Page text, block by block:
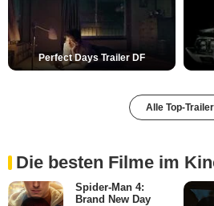
Perfect Days Trailer DF
Alle Top-Trailer
Die besten Filme im
Spider-Man 4:
Brand New Day